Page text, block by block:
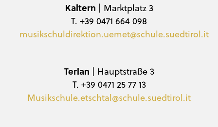
Kaltern | Marktplatz 3
T. +39 0471 664 098
musikschuldirektion.uemet@schule.suedtirol.it
Terlan | Hauptstraße 3
T. +39 0471 25 77 13
Musikschule.etschtal@schule.suedtirol.it